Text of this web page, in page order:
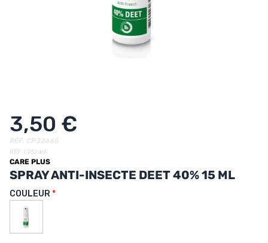
MES FAVORIS
LE BLOG DES TONTONS
CONTACT
3,50 €
RÉF. CP32465
RÉF. CP32465
CARE PLUS
SPRAY ANTI-INSECTE DEET 40% 15 ML
COULEUR